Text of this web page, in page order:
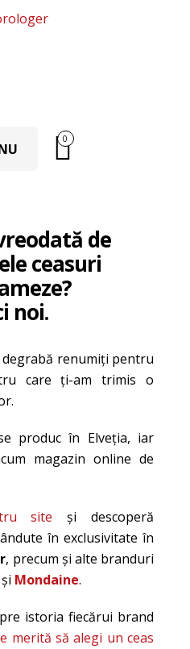
0
de
ceasuri
noi.
renumiţi pentru
care ţi-am trimis o
produc în Elveţia, iar
magazin online de
site şi descoperă
în exclusivitate în
, precum şi alte branduri
şi Mondaine.
istoria fiecărui brand
merită să alegi un ceas